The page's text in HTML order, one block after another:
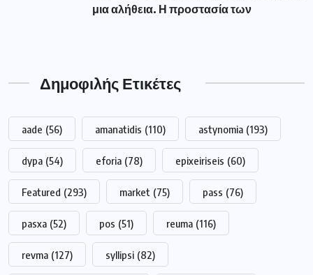
μια αλήθεια. Η προστασία των
Δημοφιλής Ετικέτες
aade (56) amanatidis (110) astynomia (193)
dypa (54) eforia (78) epixeiriseis (60)
Featured (293) market (75) pass (76)
pasxa (52) pos (51) reuma (116)
revma (127) syllipsi (82)